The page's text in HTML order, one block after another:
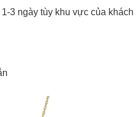
3 ngày tùy khu vực của khách